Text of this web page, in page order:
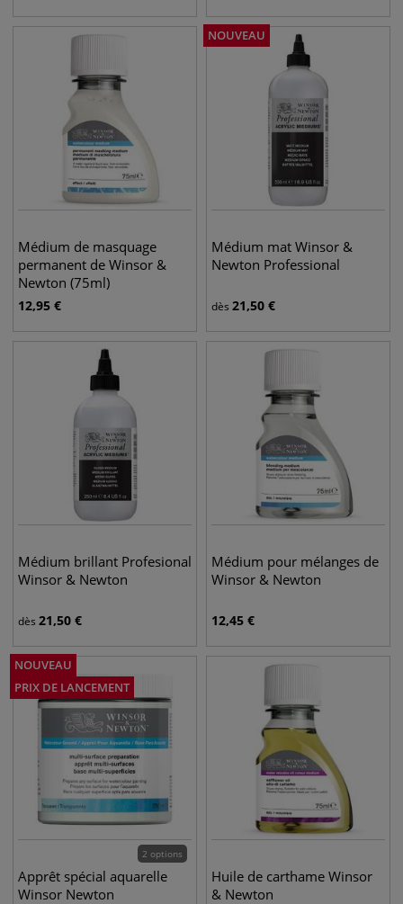
Médium de masquage
permanent de Winsor &
Newton (75ml)
12,95 €
NOUVEAU
Médium mat Winsor &
Newton Professional
dès 21,50 €
Médium brillant Profesional
Winsor & Newton
dès 21,50 €
Médium pour mélanges de
Winsor & Newton
12,45 €
NOUVEAU
PRIX DE LANCEMENT
2 options
Apprêt spécial aquarelle
Winsor Newton
Huile de carthame Winsor
& Newton